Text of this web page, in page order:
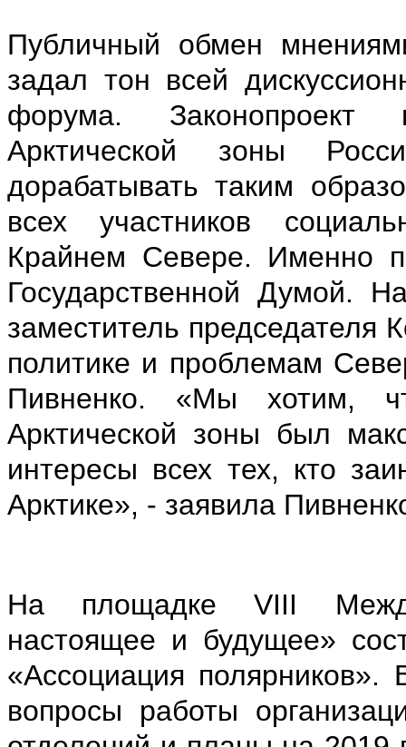
Публичный обмен
задал тон всей
форума. Законопроект
Арктической зоны
дорабатывать таким
всех участников
Крайнем Севере. Именно
Государственной Думой.
заместитель председателя
политике и проблемам
Пивненко. «Мы хотим,
Арктической зоны был
интересы всех тех, кто
Арктике», - заявила
На площадке VIII
настоящее и будущее»
«Ассоциация
вопросы работы